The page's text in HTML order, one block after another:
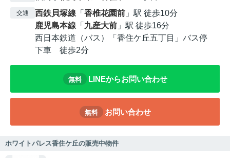
交通 西鉄貝塚線 「 香椎花園前 」駅 徒歩10分
鹿児島本線 「 九産大前 」駅 徒歩16分
西日本鉄道（バス）「香住ケ丘五丁目」バス停
下車 徒歩2分
無料 LINEからお問い合わせ
無料 お問い合わせ
ホワイトパレス香住ケ丘の販売中物件